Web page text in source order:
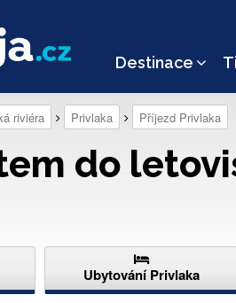
Destinace
riviéra Privlaka Příjezd Privlaka
do
Ubytování Privlaka